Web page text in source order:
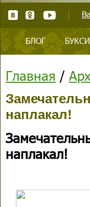
БЛОГ
Главная /
наплакал!
наплакал!